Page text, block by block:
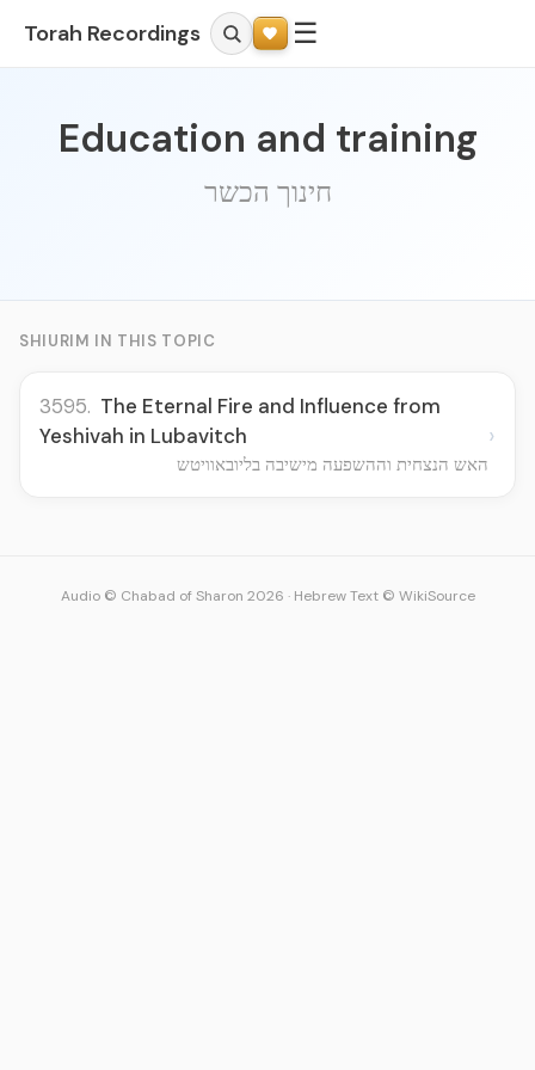
Torah Recordings ☰
Education and training
חינוך הכשר
SHIURIM IN THIS TOPIC
3595. The Eternal Fire and Influence from
Yeshivah in Lubavitch
האש הנצחית וההשפעה מישיבה בליובאוויטש
›
Audio © Chabad of Sharon 2026 · Hebrew Text © WikiSource